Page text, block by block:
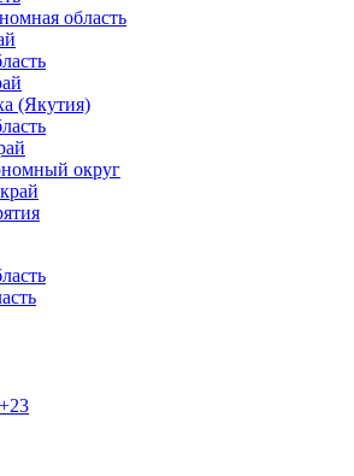
область
(Якутия)
округ
+23